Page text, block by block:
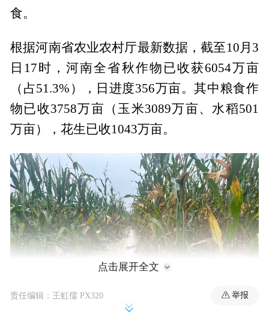
食。
根据河南省农业农村厅最新数据，截至10月3
日17时，河南全省秋作物已收获6054万亩
（占51.3%），日进度356万亩。其中粮食作
物已收3758万亩（玉米3089万亩、水稻501
万亩），花生已收1043万亩。
点击展开全文
责任编辑：王虹儒 PX320 举报